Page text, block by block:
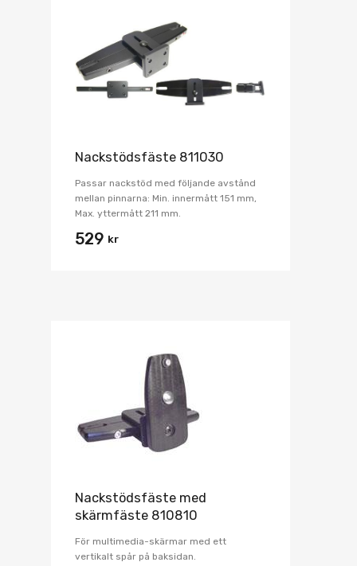
Nackstödsfäste 811030
Passar nackstöd med följande avstånd
mellan pinnarna: Min. innermått 151 mm,
Max. yttermått 211 mm.
529 kr
Nackstödsfäste med
skärmfäste 810810
För multimedia-skärmar med ett
vertikalt spår på baksidan.